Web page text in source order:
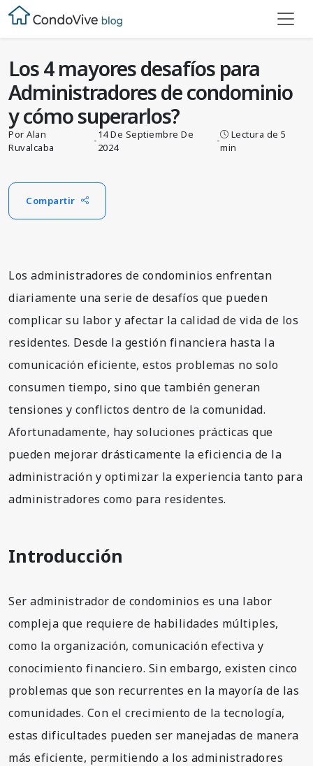
Blog Los 4 mayores desafíos para Administradores de condominio y cómo superarlos?
Los 4 mayores desafíos para
Administradores de condominio
y cómo superarlos?
Por Alan
Ruvalcaba
•
14 De Septiembre De
2024
•
Lectura de 5
min
Compartir
Los administradores de condominios enfrentan
diariamente una serie de desafíos que pueden
complicar su labor y afectar la calidad de vida de los
residentes. Desde la gestión financiera hasta la
comunicación eficiente, estos problemas no solo
consumen tiempo, sino que también generan
tensiones y conflictos dentro de la comunidad.
Afortunadamente, hay soluciones prácticas que
pueden mejorar drásticamente la eficiencia de la
administración y optimizar la experiencia tanto para
administradores como para residentes.
Introducción
Ser administrador de condominios es una labor
compleja que requiere de habilidades múltiples,
como la organización, comunicación efectiva y
conocimiento financiero. Sin embargo, existen cinco
problemas que son recurrentes en la mayoría de las
comunidades. Con el crecimiento de la tecnología,
estas dificultades pueden ser manejadas de manera
más eficiente, permitiendo a los administradores